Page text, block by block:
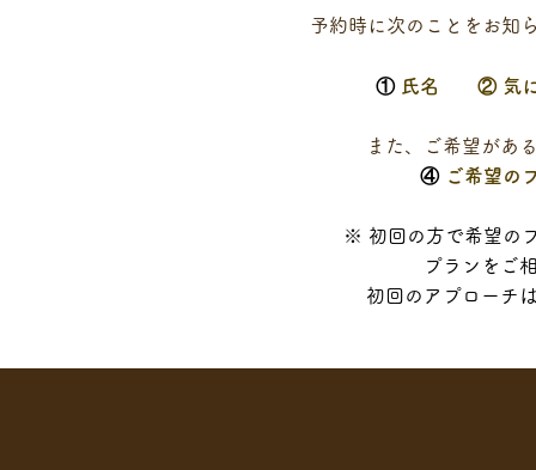
予約時に次のことをお知
① 氏名 ②​​ 気に
また、ご希望があ
④ご希望の
※ 初回の方で希望の
プランをご
初回のアプローチは